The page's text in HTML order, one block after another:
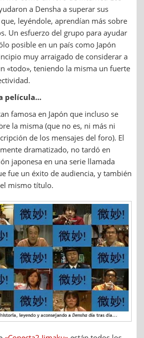
a Densha a superar sus
leyéndole, aprendían más sobre
Un esfuerzo del grupo para ayudar
posible en un país como Japón
muy arraigado de considerar a
«todo», teniendo la misma un fuerte
película…
famosa en Japón que incluso se
la misma (que no es, ni más ni
de los mensajes del foro). El
dramatizado, no tardó en
japonesa en una serie llamada
fue un éxito de audiencia, y también
mismo título.